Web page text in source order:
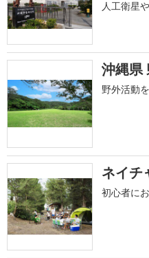
人工衛星
沖縄県
野外活動
ネイチ
初心者に